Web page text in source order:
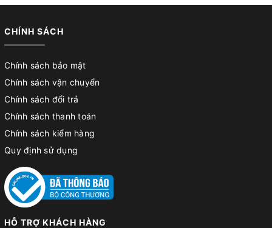
CHÍNH SÁCH
Chính sách bảo mật
Chính sách vận chuyển
Chính sách đổi trả
Chính sách thanh toán
Chính sách kiểm hàng
Quy định sử dụng
HỖ TRỢ KHÁCH HÀNG